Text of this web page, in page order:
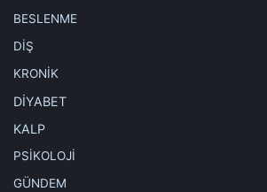
BESLENME
DİŞ
KRONİK
DİYABET
KALP
PSİKOLOJİ
GÜNDEM